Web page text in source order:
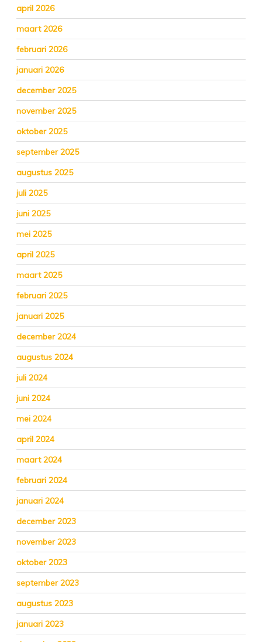
april 2026
maart 2026
februari 2026
januari 2026
december 2025
november 2025
oktober 2025
september 2025
augustus 2025
juli 2025
juni 2025
mei 2025
april 2025
maart 2025
februari 2025
januari 2025
december 2024
augustus 2024
juli 2024
juni 2024
mei 2024
april 2024
maart 2024
februari 2024
januari 2024
december 2023
november 2023
oktober 2023
september 2023
augustus 2023
januari 2023